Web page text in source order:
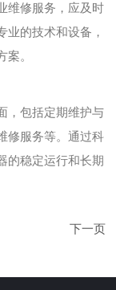
维修服务，应及时
业的技术和设备，
。
，包括定期维护与
修服务等。通过科
的稳定运行和长期